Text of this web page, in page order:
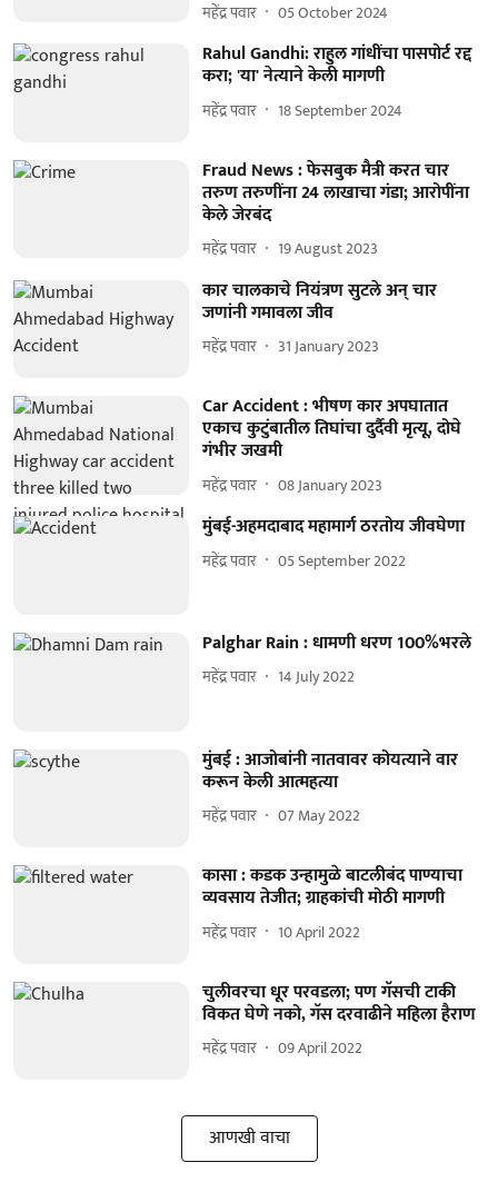
महेंद्र पवार 05 October 2024
Rahul Gandhi: राहुल गांधींचा पासपोर्ट रद्द
करा; 'या' नेत्याने केली मागणी
महेंद्र पवार 18 September 2024
Fraud News : फेसबुक मैत्री करत चार
तरुण तरुणींना 24 लाखाचा गंडा; आरोपींना
केले जेरबंद
महेंद्र पवार 19 August 2023
कार चालकाचे नियंत्रण सुटले अन् चार
जणांनी गमावला जीव
महेंद्र पवार 31 January 2023
Car Accident : भीषण कार अपघातात
एकाच कुटुंबातील तिघांचा दुर्दैवी मृत्यू, दोघे
गंभीर जखमी
महेंद्र पवार 08 January 2023
मुंबई-अहमदाबाद महामार्ग ठरतोय जीवघेणा
महेंद्र पवार 05 September 2022
Palghar Rain : धामणी धरण 100%भरले
महेंद्र पवार 14 July 2022
मुंबई : आजोबांनी नातवावर कोयत्याने वार
करून केली आत्महत्या
महेंद्र पवार 07 May 2022
कासा : कडक उन्हामुळे बाटलीबंद पाण्याचा
व्यवसाय तेजीत; ग्राहकांची मोठी मागणी
महेंद्र पवार 10 April 2022
चुलीवरचा धूर परवडला; पण गॅसची टाकी
विकत घेणे नको, गॅस दरवाढीने महिला हैराण
महेंद्र पवार 09 April 2022
आणखी वाचा